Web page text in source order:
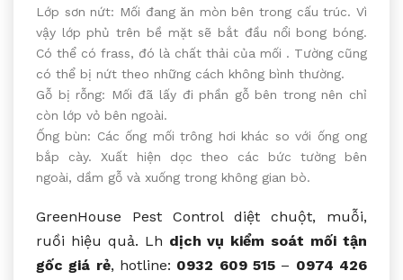
Lớp sơn nứt: Mối đang ăn mòn bên trong cấu trúc. Vì
vậy lớp phủ trên bề mặt sẽ bắt đầu nổi bong bóng.
Có thể có frass, đó là chất thải của mối . Tường cũng
có thể bị nứt theo những cách không bình thường.
Gỗ bị rỗng: Mối đã lấy đi phần gỗ bên trong nên chỉ
còn lớp vỏ bên ngoài.
Ống bùn: Các ống mối trông hơi khác so với ống ong
bắp cày. Xuất hiện dọc theo các bức tường bên
ngoài, dầm gỗ và xuống trong không gian bò.
GreenHouse Pest Control diệt chuột, muỗi,
ruồi hiệu quả. Lh dịch vụ kiểm soát mối tận
gốc giá rẻ, hotline: 0932 609 515 – 0974 426